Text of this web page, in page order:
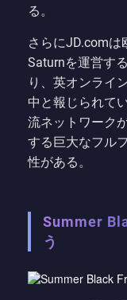
る。
さらにJD.comは
Saturnを運営す
り、英オンライ
中と報じられて
流ネットワーク
する巨大なフル
性がある。
Summer
う